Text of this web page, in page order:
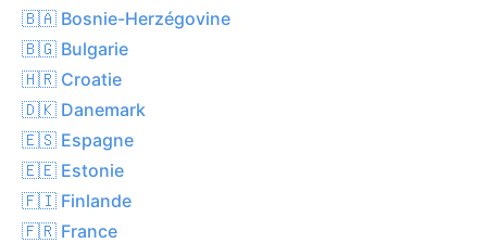
🇧🇦 Bosnie-Herzégovine
🇧🇬 Bulgarie
🇭🇷 Croatie
🇩🇰 Danemark
🇪🇸 Espagne
🇪🇪 Estonie
🇫🇮 Finlande
🇫🇷 France